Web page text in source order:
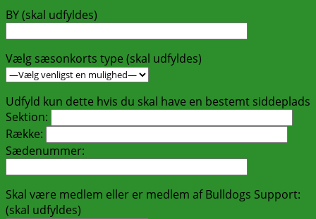
BY (skal udfyldes)
Vælg sæsonkorts type (skal udfyldes)
Udfyld kun dette hvis du skal have en bestemt siddeplads
Sektion:
Række:
Sædenummer:
Skal være medlem eller er medlem af Bulldogs Support:
(skal udfyldes)